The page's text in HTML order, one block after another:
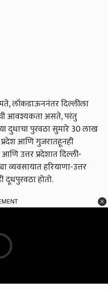
लॉकडाऊननंतर दिल्लीला
आवश्यकता असते, परंतु
दुधाचा पुरवठा सुमारे 30 लाख
आणि गुजरातहूनही
उत्तर प्रदेशात दिल्ली-
व्यवसायात हरियाणा-उत्तर
दूधपुरवठा होतो.